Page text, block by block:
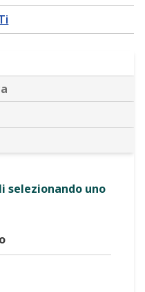
selezionando uno